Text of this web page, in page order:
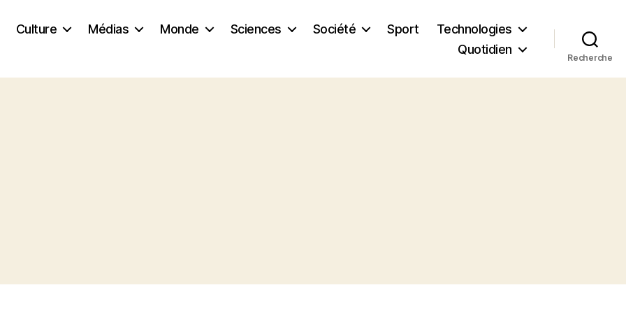
Culture Médias Monde Sciences Société Sport
Technologies
Quotidien
Recherche